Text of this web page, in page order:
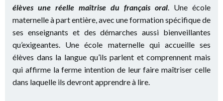
élèves une réelle maîtrise du français oral. Une école
maternelle à part entière, avec une formation spécifique de
ses enseignants et des démarches aussi bienveillantes
qu’exigeantes. Une école maternelle qui accueille ses
élèves dans la langue qu’ils parlent et comprennent mais
qui affirme la ferme intention de leur faire maîtriser celle
dans laquelle ils devront apprendre à lire.